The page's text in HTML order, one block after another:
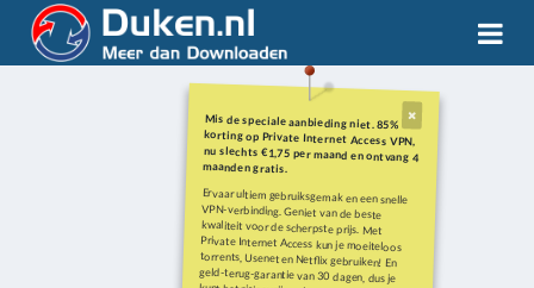
Mis de speciale aanbieding niet. 85%
korting op Private Internet Access VPN,
nu slechts €1,75 per maand en ontvang 4
maanden gratis.
Ervaar ultiem gebruiksgemak en een snelle
VPN-verbinding. Geniet van de beste
kwaliteit voor de scherpste prijs. Met
Private Internet Access kun je moeiteloos
torrents, Usenet en Netflix gebruiken! En
geld-terug-garantie van 30 dagen, dus je